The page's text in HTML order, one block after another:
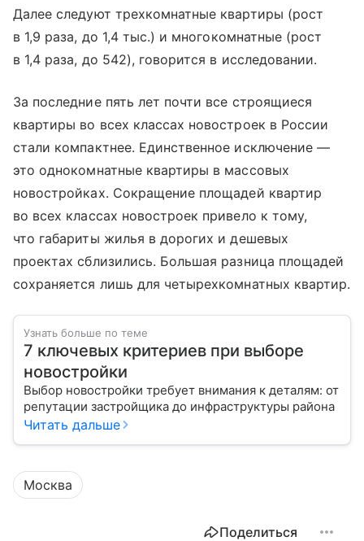
Далее следуют трехкомнатные квартиры (рост
в 1,9 раза, до 1,4 тыс.) и многокомнатные (рост
в 1,4 раза, до 542), говорится в исследовании.
За последние пять лет почти все строящиеся
квартиры во всех классах новостроек в России
стали компактнее. Единственное исключение —
это однокомнатные квартиры в массовых
новостройках. Сокращение площадей квартир
во всех классах новостроек привело к тому,
что габариты жилья в дорогих и дешевых
проектах сблизились. Большая разница площадей
сохраняется лишь для четырехкомнатных квартир.
Узнать больше по теме
7 ключевых критериев при выборе
новостройки
Выбор новостройки требует внимания к деталям: от
репутации застройщика до инфраструктуры района
Читать дальше
Москва
Поделиться